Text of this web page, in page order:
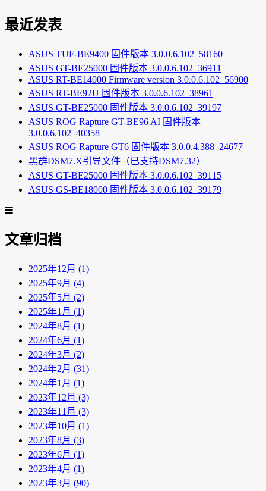
最近发表
ASUS TUF-BE9400 固件版本 3.0.0.6.102_58160
ASUS GT-BE25000 固件版本 3.0.0.6.102_36911
ASUS RT-BE14000 Firmware version 3.0.0.6.102_56900
ASUS RT-BE92U 固件版本 3.0.0.6.102_38961
ASUS GT-BE25000 固件版本 3.0.0.6.102_39197
ASUS ROG Rapture GT-BE96 AI 固件版本
3.0.0.6.102_40358
ASUS ROG Rapture GT6 固件版本 3.0.0.4.388_24677
黑群DSM7.X引导文件（已支持DSM7.32）
ASUS GT-BE25000 固件版本 3.0.0.6.102_39115
ASUS GS-BE18000 固件版本 3.0.0.6.102_39179
文章归档
2025年12月 (1)
2025年9月 (4)
2025年5月 (2)
2025年1月 (1)
2024年8月 (1)
2024年6月 (1)
2024年3月 (2)
2024年2月 (31)
2024年1月 (1)
2023年12月 (3)
2023年11月 (3)
2023年10月 (1)
2023年8月 (3)
2023年6月 (1)
2023年4月 (1)
2023年3月 (90)